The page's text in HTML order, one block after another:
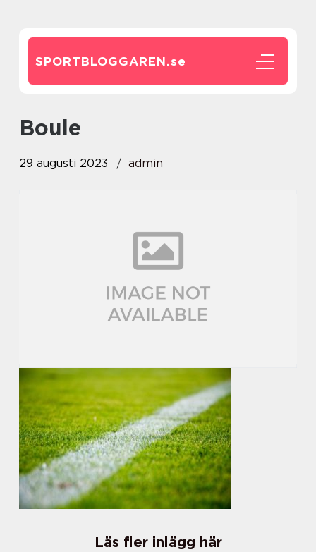
SPORTBLOGGAREN.se
boule
29 augusti 2023 admin
Läs fler inlägg här